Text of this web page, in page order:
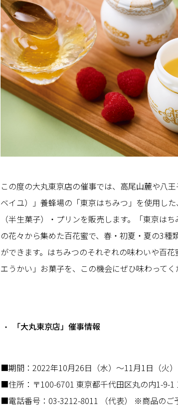
この度の大丸東京店の催事では、高尾山麓や八
ベイユ）」養蜂場の「東京はちみつ」を使用し
（半生菓子）・プリンを販売します。「東京は
の花々から集めた百花蜜で、春・初夏・夏の3種
ができます。はちみつのそれぞれの味わいや百
エうかい」お菓子を、この機会にぜひ味わってく
「大丸東京店」催事情報
■期間：2022年10月26日（水）～11月1日（火）
■住所：〒100-6701 東京都千代田区丸の内1-9-1
■電話番号：03-3212-8011 （代表） ※商品のご